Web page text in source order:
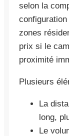
selon la
zones
prix si le
proximité
Plusieurs
La
long,
Le